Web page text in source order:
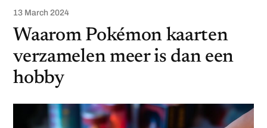
13 March 2024
Waarom Pokémon kaarten
verzamelen meer is dan een
hobby